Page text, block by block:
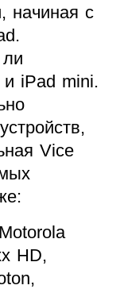
начиная с
и iPad mini.
Vice
HD,